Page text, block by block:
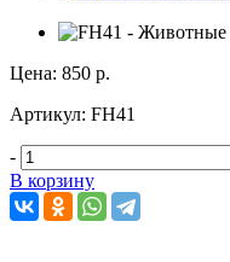
Цена: 850 р.
Артикул: FH41
-
В корзину